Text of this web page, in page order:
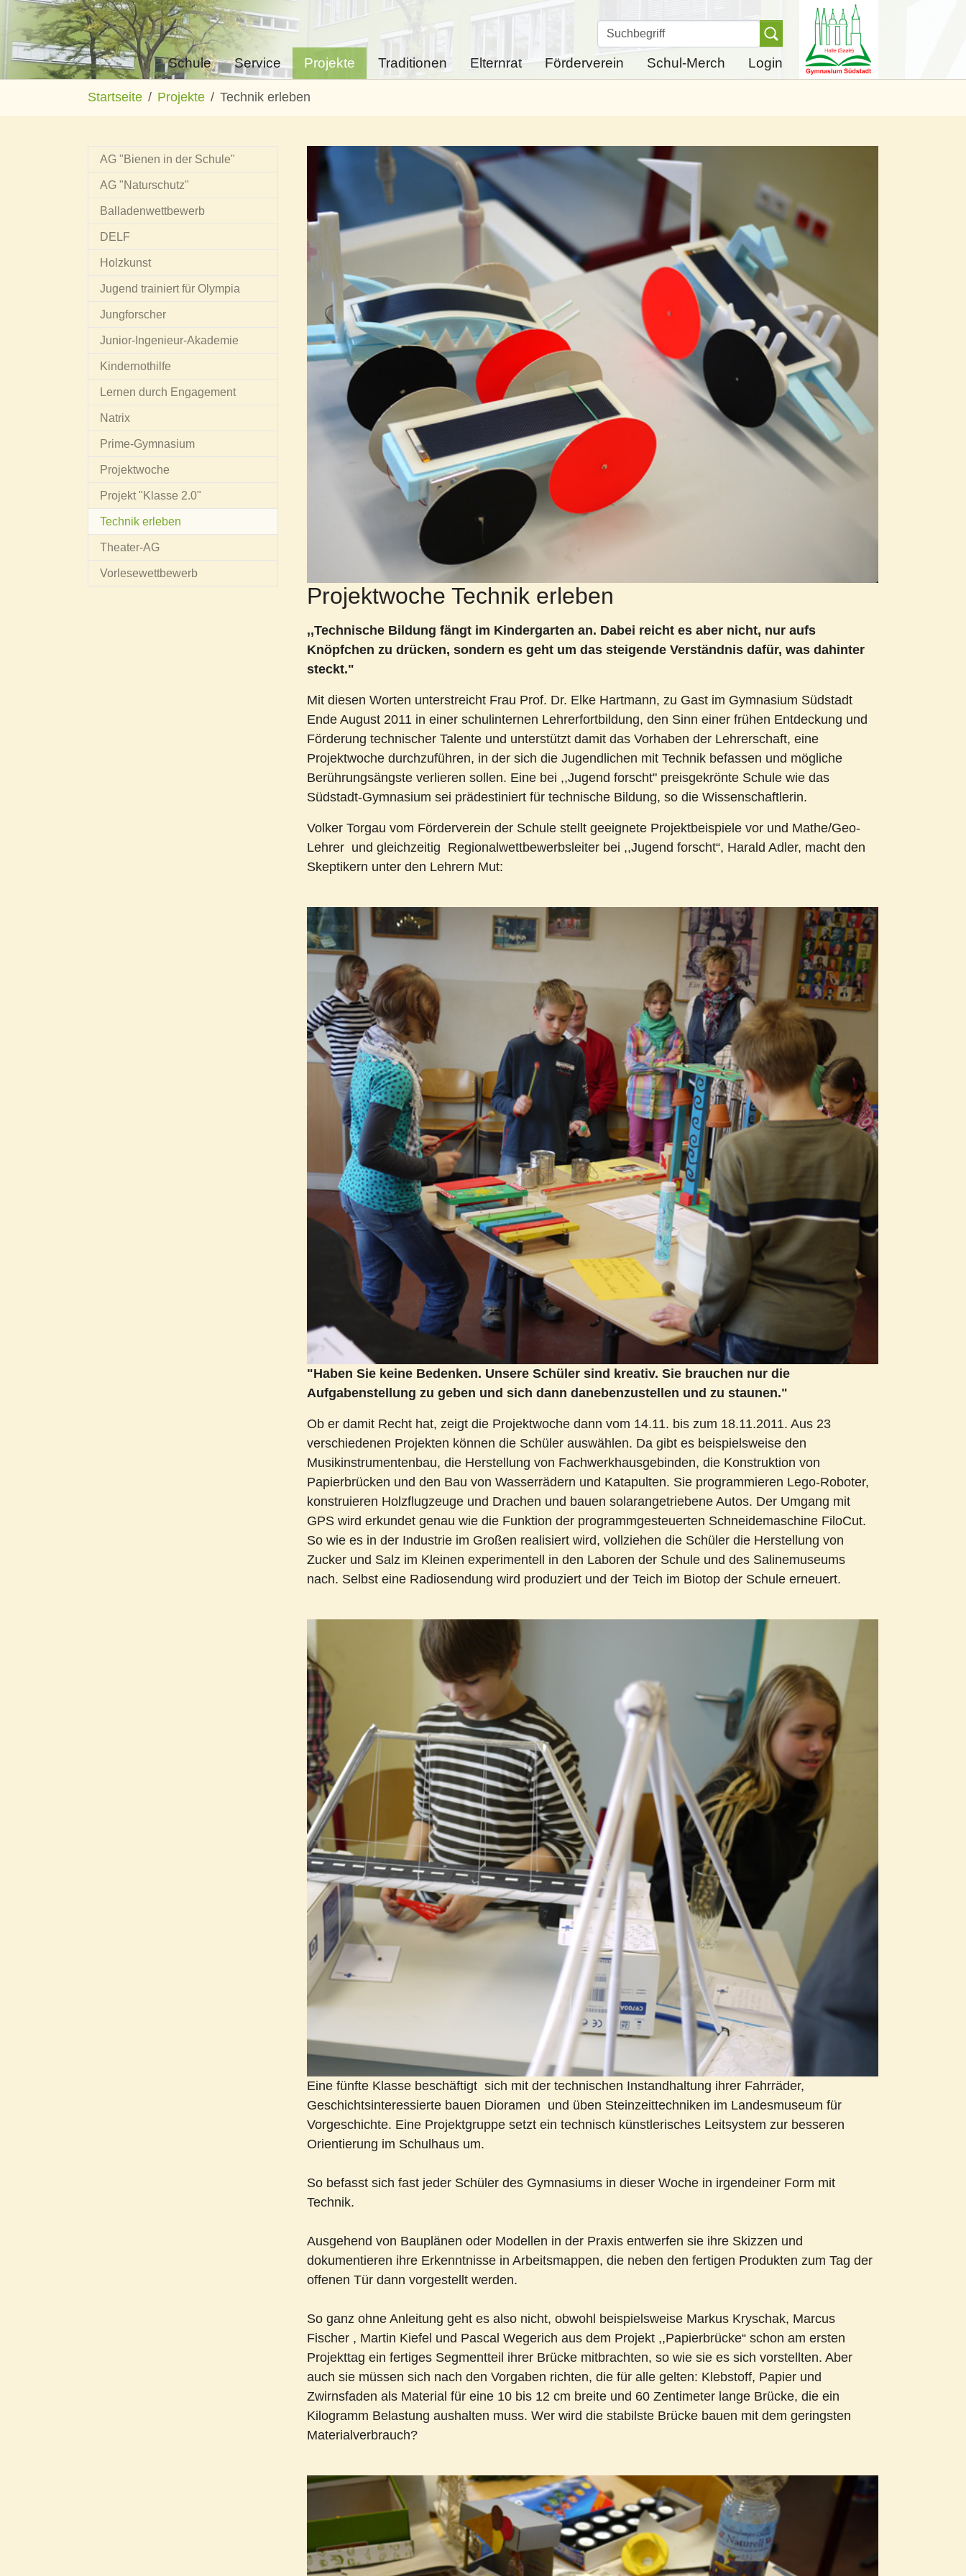
Finden
Schule Service Projekte Traditionen Elternrat Förderverein Schul-Merch Login
Startseite Projekte Technik erleben
AG "Bienen in der Schule"
AG "Naturschutz"
Balladenwettbewerb
DELF
Holzkunst
Jugend trainiert für Olympia
Jungforscher
Junior-Ingenieur-Akademie
Kindernothilfe
Lernen durch Engagement
Natrix
Prime-Gymnasium
Projektwoche
Projekt "Klasse 2.0"
Technik erleben
Theater-AG
Vorlesewettbewerb
Projektwoche Technik erleben
,,Technische Bildung fängt im Kindergarten an. Dabei reicht es aber nicht, nur aufs
Knöpfchen zu drücken, sondern es geht um das steigende Verständnis dafür, was dahinter
steckt."
Mit diesen Worten unterstreicht Frau Prof. Dr. Elke Hartmann, zu Gast im Gymnasium Südstadt
Ende August 2011 in einer schulinternen Lehrerfortbildung, den Sinn einer frühen Entdeckung und
Förderung technischer Talente und unterstützt damit das Vorhaben der Lehrerschaft, eine
Projektwoche durchzuführen, in der sich die Jugendlichen mit Technik befassen und mögliche
Berührungsängste verlieren sollen. Eine bei ,,Jugend forscht" preisgekrönte Schule wie das
Südstadt-Gymnasium sei prädestiniert für technische Bildung, so die Wissenschaftlerin.
Volker Torgau vom Förderverein der Schule stellt geeignete Projektbeispiele vor und Mathe/Geo-
Lehrer und gleichzeitig Regionalwettbewerbsleiter bei ,,Jugend forscht“, Harald Adler, macht den
Skeptikern unter den Lehrern Mut:
"Haben Sie keine Bedenken. Unsere Schüler sind kreativ. Sie brauchen nur die
Aufgabenstellung zu geben und sich dann danebenzustellen und zu staunen."
Ob er damit Recht hat, zeigt die Projektwoche dann vom 14.11. bis zum 18.11.2011. Aus 23
verschiedenen Projekten können die Schüler auswählen. Da gibt es beispielsweise den
Musikinstrumentenbau, die Herstellung von Fachwerkhausgebinden, die Konstruktion von
Papierbrücken und den Bau von Wasserrädern und Katapulten. Sie programmieren Lego-Roboter,
konstruieren Holzflugzeuge und Drachen und bauen solarangetriebene Autos. Der Umgang mit
GPS wird erkundet genau wie die Funktion der programmgesteuerten Schneidemaschine FiloCut.
So wie es in der Industrie im Großen realisiert wird, vollziehen die Schüler die Herstellung von
Zucker und Salz im Kleinen experimentell in den Laboren der Schule und des Salinemuseums
nach. Selbst eine Radiosendung wird produziert und der Teich im Biotop der Schule erneuert.
Eine fünfte Klasse beschäftigt sich mit der technischen Instandhaltung ihrer Fahrräder,
Geschichtsinteressierte bauen Dioramen und üben Steinzeittechniken im Landesmuseum für
Vorgeschichte. Eine Projektgruppe setzt ein technisch künstlerisches Leitsystem zur besseren
Orientierung im Schulhaus um.
So befasst sich fast jeder Schüler des Gymnasiums in dieser Woche in irgendeiner Form mit
Technik.
Ausgehend von Bauplänen oder Modellen in der Praxis entwerfen sie ihre Skizzen und
dokumentieren ihre Erkenntnisse in Arbeitsmappen, die neben den fertigen Produkten zum Tag der
offenen Tür dann vorgestellt werden.
So ganz ohne Anleitung geht es also nicht, obwohl beispielsweise Markus Kryschak, Marcus
Fischer , Martin Kiefel und Pascal Wegerich aus dem Projekt ,,Papierbrücke“ schon am ersten
Projekttag ein fertiges Segmentteil ihrer Brücke mitbrachten, so wie sie es sich vorstellten. Aber
auch sie müssen sich nach den Vorgaben richten, die für alle gelten: Klebstoff, Papier und
Zwirnsfaden als Material für eine 10 bis 12 cm breite und 60 Zentimeter lange Brücke, die ein
Kilogramm Belastung aushalten muss. Wer wird die stabilste Brücke bauen mit dem geringsten
Materialverbrauch?